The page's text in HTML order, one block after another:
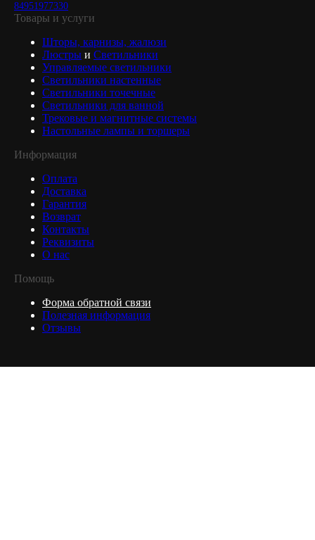
84951977330
Товары и услуги
Шторы, карнизы, жалюзи
Люстры и Светильники
Управляемые светильники
Светильники настенные
Светильники точечные
Светильники для ванной
Трековые и магнитные системы
Настольные лампы и торшеры
Информация
Оплата
Доставка
Гарантия
Возврат
Контакты
Реквизиты
О нас
Помощь
Форма обратной связи
Полезная информация
Отзывы